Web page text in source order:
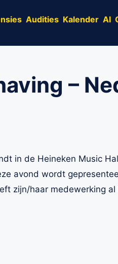
Audities Kalender AI
–
in de Heineken Music
avond wordt
zijn/haar medewerking